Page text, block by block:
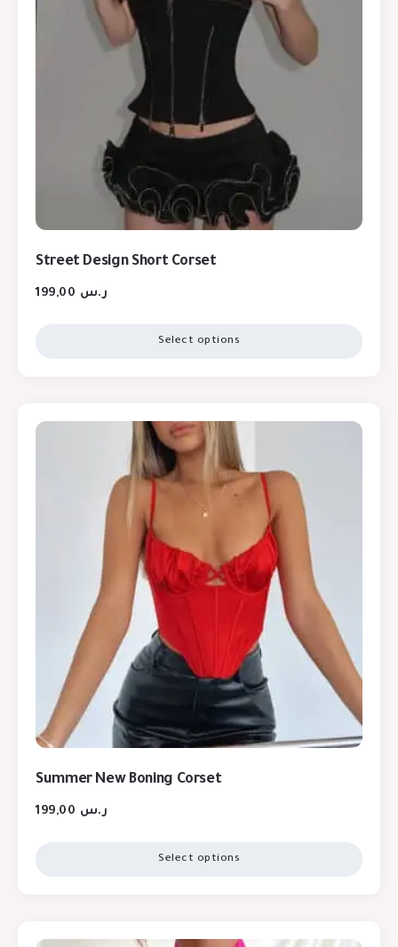
Street Design Short Corset
ر.س
Select options
Summer New Boning Corset
ر.س
Select options